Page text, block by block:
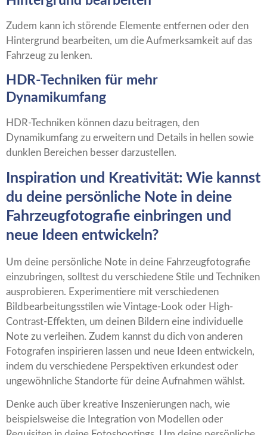
Zudem kann ich störende Elemente entfernen oder den
Hintergrund bearbeiten, um die Aufmerksamkeit auf das
Fahrzeug zu lenken.
HDR-Techniken für mehr
Dynamikumfang
HDR-Techniken können dazu beitragen, den
Dynamikumfang zu erweitern und Details in hellen sowie
dunklen Bereichen besser darzustellen.
Inspiration und Kreativität: Wie kannst
du deine persönliche Note in deine
Fahrzeugfotografie einbringen und
neue Ideen entwickeln?
Um deine persönliche Note in deine Fahrzeugfotografie
einzubringen, solltest du verschiedene Stile und Techniken
ausprobieren. Experimentiere mit verschiedenen
Bildbearbeitungsstilen wie Vintage-Look oder High-
Contrast-Effekten, um deinen Bildern eine individuelle
Note zu verleihen. Zudem kannst du dich von anderen
Fotografen inspirieren lassen und neue Ideen entwickeln,
indem du verschiedene Perspektiven erkundest oder
ungewöhnliche Standorte für deine Aufnahmen wählst.
Denke auch über kreative Inszenierungen nach, wie
beispielsweise die Integration von Modellen oder